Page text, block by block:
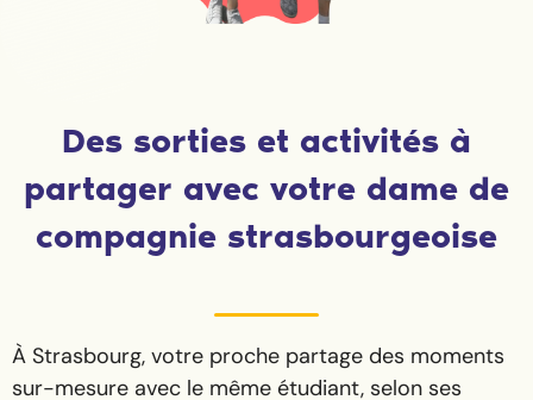
Des sorties et activités à
partager avec votre dame de
compagnie strasbourgeoise
À Strasbourg, votre proche partage des moments
sur-mesure avec le même étudiant, selon ses